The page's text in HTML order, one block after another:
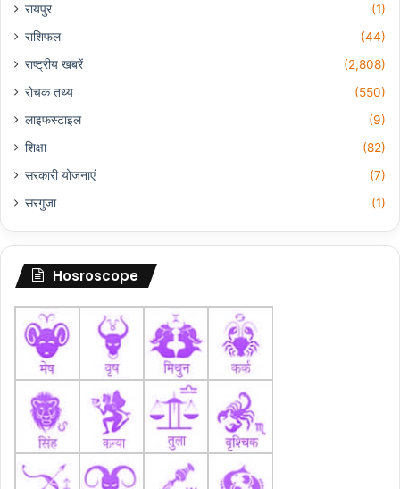
रायपुर
(1)
राशिफल
(44)
राष्ट्रीय खबरें
(2,808)
रोचक तथ्य
(550)
लाइफस्टाइल
(9)
शिक्षा
(82)
सरकारी योजनाएं
(7)
सरगुजा
(1)
Hosroscope